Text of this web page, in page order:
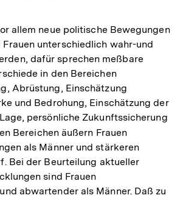
allem neue politische Bewegungen
Frauen unterschiedlich wahr-und
dafür sprechen meßbare
in den Bereichen
Abrüstung, Einschätzung
und Bedrohung, Einschätzung der
persönliche Zukunftssicherung
Bereichen äußern Frauen
als Männer und stärkeren
Bei der Beurteilung aktueller
sind Frauen
abwartender als Männer. Daß zu